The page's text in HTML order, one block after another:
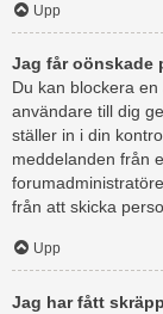
Upp
Jag får oönskade
Du kan blockera
användare till dig
ställer in i din
meddelanden från
från att skicka
Upp
Jag har fått